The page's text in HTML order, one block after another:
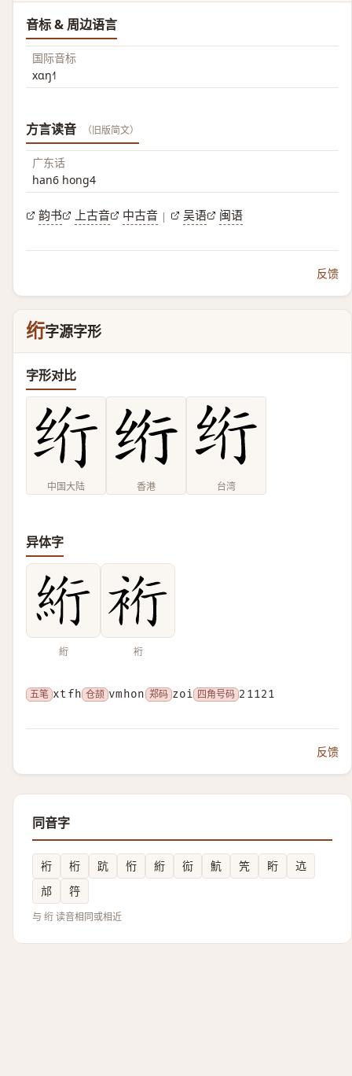
音标 & 周边语言
国际音标
xɑŋ˧˥
方言读音 （旧版简文）
广东话
han6 hong4
韵书 上古音 中古音 | 吴语 闽语
反馈
绗字源字形
字形对比
中国大陆 香港 台湾
异体字
絎 裄
五笔 xtfh 仓颉 vmhon 郑码 zoi 四角号码 21121
反馈
同音字
裄 桁 䟘 㤚 絎 䘕 魧 笐 䀪
迒
邟
筕
与 绗 读音相同或相近